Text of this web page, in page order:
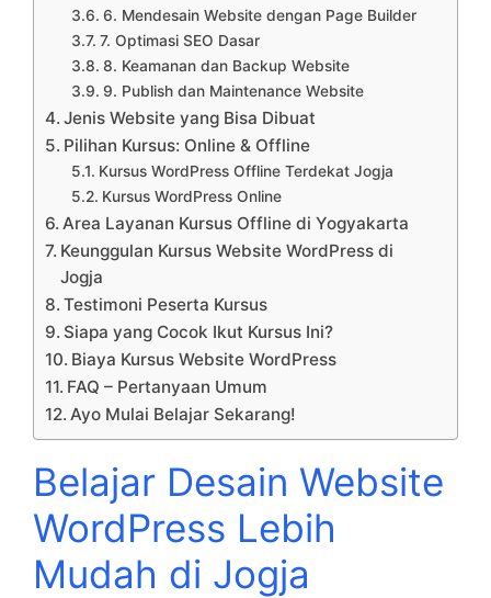
6. Mendesain Website dengan Page Builder
7. Optimasi SEO Dasar
8. Keamanan dan Backup Website
9. Publish dan Maintenance Website
Jenis Website yang Bisa Dibuat
Pilihan Kursus: Online & Offline
Kursus WordPress Offline Terdekat Jogja
Kursus WordPress Online
Area Layanan Kursus Offline di Yogyakarta
Keunggulan Kursus Website WordPress di
Jogja
Testimoni Peserta Kursus
Siapa yang Cocok Ikut Kursus Ini?
Biaya Kursus Website WordPress
FAQ – Pertanyaan Umum
Ayo Mulai Belajar Sekarang!
Belajar Desain Website
WordPress Lebih
Mudah di Jogja